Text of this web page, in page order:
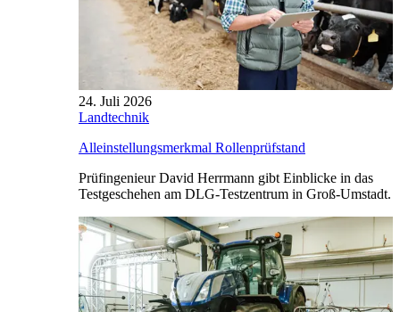
24. Juli 2026
Landtechnik
Alleinstellungsmerkmal Rollenprüfstand
Prüfingenieur David Herrmann gibt Einblicke in das
Testgeschehen am DLG-Testzentrum in Groß-Umstadt.